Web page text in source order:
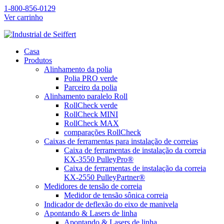
1-800-856-0129
Ver carrinho
Casa
Produtos
Alinhamento da polia
Polia PRO verde
Parceiro da polia
Alinhamento paralelo Roll
RollCheck verde
RollCheck MINI
RollCheck MAX
comparações RollCheck
Caixas de ferramentas para instalação de correias
Caixa de ferramentas de instalação da correia
KX-3550 PulleyPro®
Caixa de ferramentas de instalação da correia
KX-2550 PulleyPartner®
Medidores de tensão de correia
Medidor de tensão sônica correia
Indicador de deflexão do eixo de manivela
Apontando & Lasers de linha
Apontando & Lasers de linha